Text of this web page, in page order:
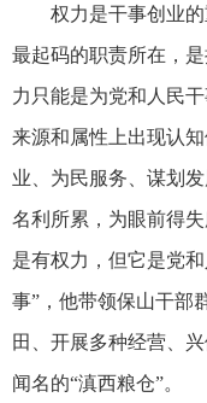
权力是干事创业
最起码的职责所在，
力只能是为党和人民
来源和属性上出现认
业、为民服务、谋划
名利所累，为眼前得
是有权力，但它是党
事”，他带领保山干部
田、开展多种经营、
闻名的“滇西粮仓”。